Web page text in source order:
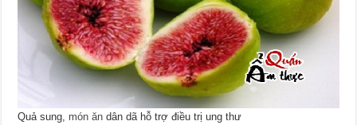
Quả sung, món ăn dân dã hỗ trợ điều trị ung thư